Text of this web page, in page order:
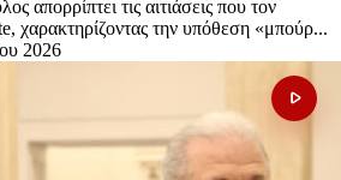
απορρίπτει τις αιτιάσεις που τον
χαρακτηρίζοντας την υπόθεση «μπούρ...
2026